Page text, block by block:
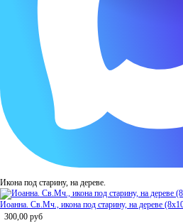
Икона под старину, на дереве.
Иоанна. Св.Мч., икона под старину, на дереве
300,00 руб